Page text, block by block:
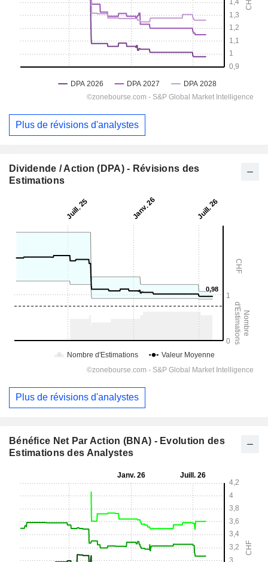
Plus de révisions d'analystes
Dividende / Action (DPA) - Révisions des
Estimations
Plus de révisions d'analystes
Bénéfice Net Par Action (BNA) - Evolution des
Estimations des Analystes